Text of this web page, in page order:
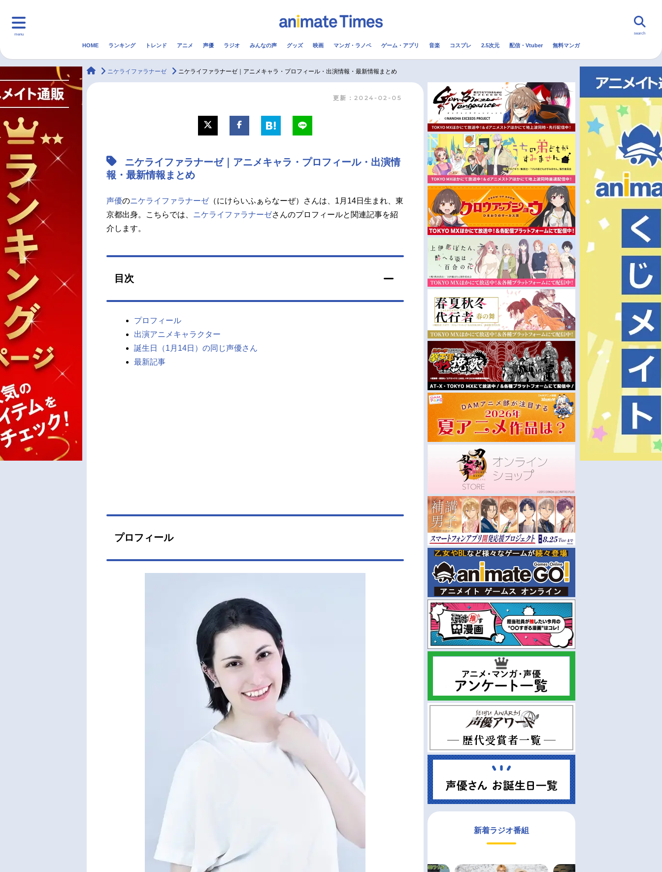
menu
マンガ・ラノベ 2.5次元 配信・Vtuber トレンド 無料マンガ
声優記事一覧
アニメ映画一覧
男性声優/女性声優一覧
今期アニメ曜日別一覧
夏アニメ
秋アニメ
冬アニメ
search
HOME ランキング トレンド アニメ 声優 ラジオ みんなの声 グッズ 映画 マンガ・ラノベ ゲーム・アプリ 音楽 コスプレ 2.5次元 配信・Vtuber 無料マンガ
animateTimes
ニケライファラナーゼ ニケライファラナーゼ｜アニメキャラ・プロフィール・出演情報・最新情報まとめ
更新：2024-02-05
ニケライファラナーゼ｜アニメキャラ・プロフィール・出演情
報・最新情報まとめ
声優のニケライファラナーゼ（にけらいふぁらなーぜ）さんは、1月14日生まれ、東
京都出身。こちらでは、 ニケライファラナーゼさんのプロフィールと関連記事を紹
介します。
目次
プロフィール
出演アニメキャラクター
誕生日（1月14日）の同じ声優さん
最新記事
プロフィール
新着ラジオ番組